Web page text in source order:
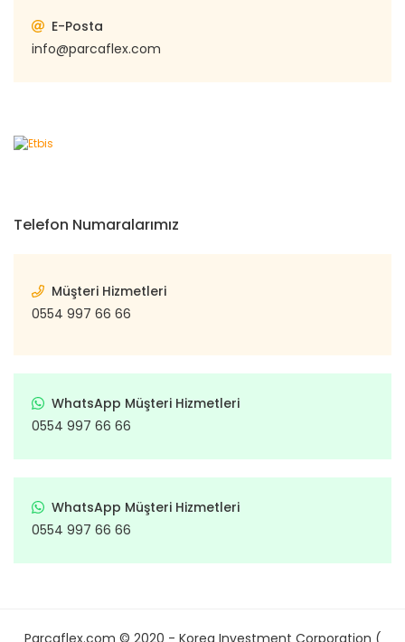
E-Posta
info@parcaflex.com
Telefon Numaralarımız
Müşteri Hizmetleri
0554 997 66 66
WhatsApp Müşteri Hizmetleri
0554 997 66 66
WhatsApp Müşteri Hizmetleri
0554 997 66 66
Parcaflex.com © 2020 - Korea Investment Corporation (